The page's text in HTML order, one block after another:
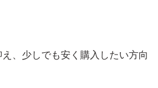
、少しでも安く購入したい方向